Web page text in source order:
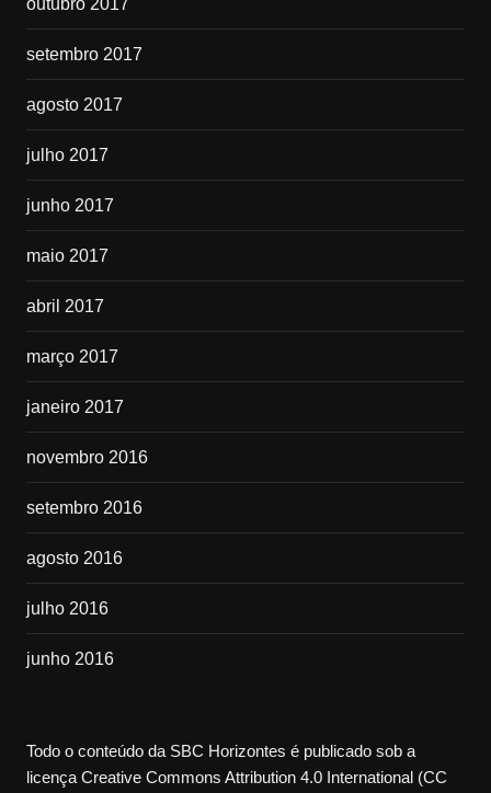
setembro 2017
agosto 2017
julho 2017
junho 2017
maio 2017
abril 2017
março 2017
janeiro 2017
novembro 2016
setembro 2016
agosto 2016
julho 2016
junho 2016
Todo o conteúdo da SBC Horizontes é publicado sob a
licença Creative Commons Attribution 4.0 International (CC